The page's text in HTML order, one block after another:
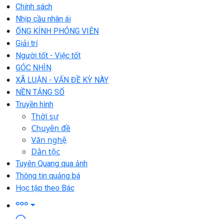
Chính sách
Nhịp cầu nhân ái
ỐNG KÍNH PHÓNG VIÊN
Giải trí
Người tốt - Việc tốt
GÓC NHÌN
XÃ LUẬN - VẤN ĐỀ KỲ NÀY
NỀN TẢNG SỐ
Truyền hình
Thời sự
Chuyên đề
Văn nghệ
Dân tộc
Tuyên Quang qua ảnh
Thông tin quảng bá
Học tập theo Bác